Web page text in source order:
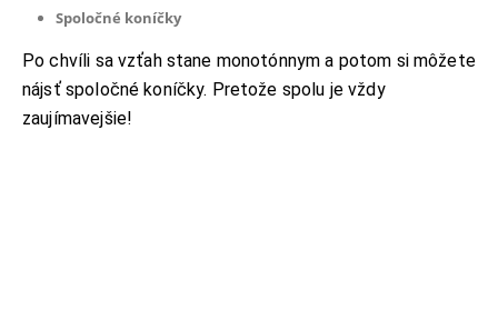
Spoločné koníčky
Po chvíli sa vzťah stane monotónnym a potom si môžete
nájsť spoločné koníčky. Pretože spolu je vždy
zaujímavejšie!